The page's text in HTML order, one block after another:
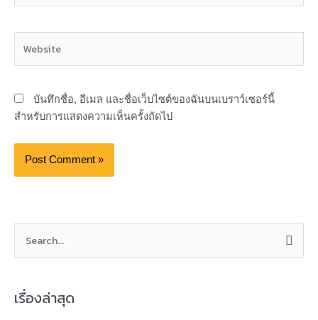
บันทึกชื่อ, อีเมล และชื่อเว็บไซต์ของฉันบนเบราว์เซอร์นี้
สำหรับการแสดงความเห็นครั้งถัดไป
rเรื่องล่าสุด